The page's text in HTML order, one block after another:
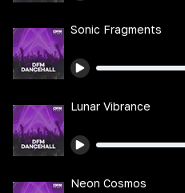
Sonic Fragments
Lunar Vibrance
Neon Cosmos